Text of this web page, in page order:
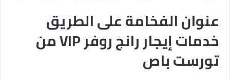
عنوان الفخامة على الطريق
خدمات إيجار رانج روفر VIP من
تورست باص